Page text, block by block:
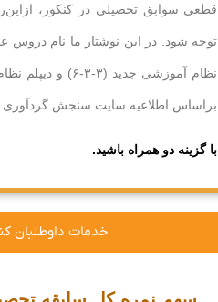
قطعی سوابق تحصیلی در کنکور،
توجه شود. در این نوشتار ما نام
نظام آموزشی جدید
براساس اطلاعیه سایت سنجش گردآوری
با گزینه دو همراه باشید.
خدمات داوطلبان